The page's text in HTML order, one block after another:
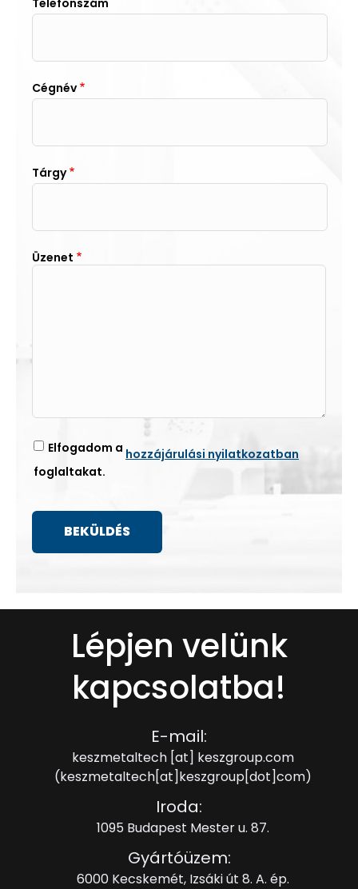
Cégnév
Tárgy
Üzenet
Elfogadom a hozzájárulási nyilatkozatban
foglaltakat.
Lépjen velünk
kapcsolatba!
E-mail:
keszmetaltech [at] keszgroup.com
(keszmetaltech[at]keszgroup[dot]com)
Iroda:
1095 Budapest Mester u. 87.
Gyártóüzem:
6000 Kecskemét, Izsáki út 8. A. ép.